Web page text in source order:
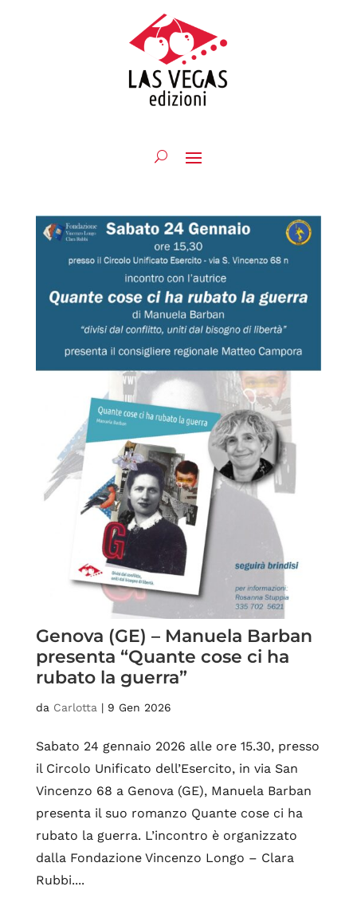
Genova (GE) – Manuela Barban
presenta “Quante cose ci ha
rubato la guerra”
da Carlotta| 9 Gen 2026
Sabato 24 gennaio 2026 alle ore 15.30, presso
il Circolo Unificato dell’Esercito, in via San
Vincenzo 68 a Genova (GE), Manuela Barban
presenta il suo romanzo Quante cose ci ha
rubato la guerra. L’incontro è organizzato
dalla Fondazione Vincenzo Longo – Clara
Rubbi....